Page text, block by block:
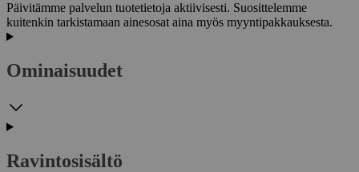
Päivitämme palvelun tuotetietoja aktiivisesti. Suosittelemme
kuitenkin tarkistamaan ainesosat aina myös myyntipakkauksesta.
Ominaisuudet
Ravintosisältö